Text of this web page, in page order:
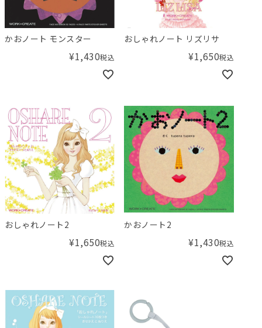
かおノート モンスター
¥1,430税込
おしゃれノート リズリサ
¥1,650税込
おしゃれノート2
¥1,650税込
かおノート2
¥1,430税込